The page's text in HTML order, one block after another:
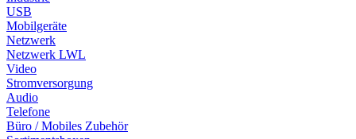
USB
Mobilgeräte
Netzwerk
Netzwerk LWL
Video
Stromversorgung
Audio
Telefone
Büro / Mobiles Zubehör